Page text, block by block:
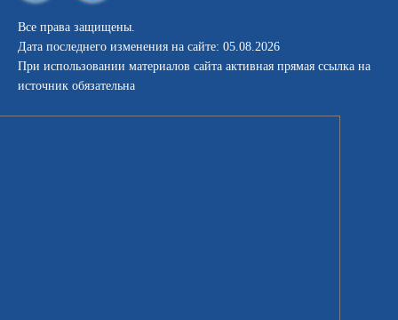
Все права защищены.
Дата последнего изменения на сайте: 05.08.2026
При использовании материалов сайта активная прямая ссылка на
источник обязательна